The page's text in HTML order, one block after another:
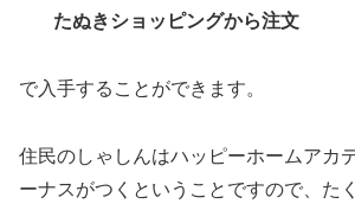
たぬきショッピングから注文
で入手することができます。
住民のしゃしんはハッピーホームアカ
ーナスがつくということですので、た